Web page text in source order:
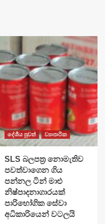
දේශීය පුවත් ව්‍යාපාරික
SLS බලපත්‍ර නොමැතිව
පවත්වාගෙන ගිය
පන්නල ටින් මාළු
නිෂ්පාදනාගාරයක්
පාරිභෝගික සේවා
අධිකාරියෙන් වටලයි